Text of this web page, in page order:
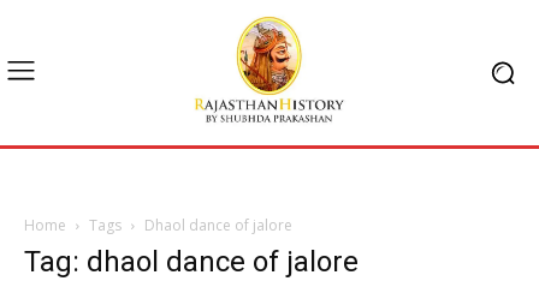
Home Tags Dhaol dance of jalore
Tag: dhaol dance of jalore